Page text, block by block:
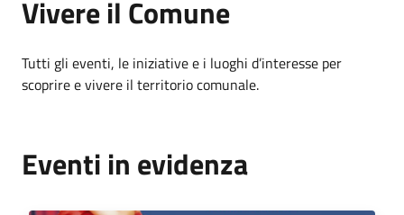
Vivere il Comune
Tutti gli eventi, le iniziative e i luoghi d’interesse per
scoprire e vivere il territorio comunale.
Eventi in evidenza